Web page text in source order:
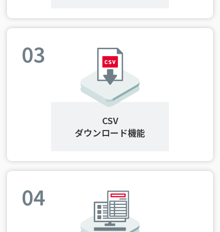
03
CSV
ダウンロード機能
04